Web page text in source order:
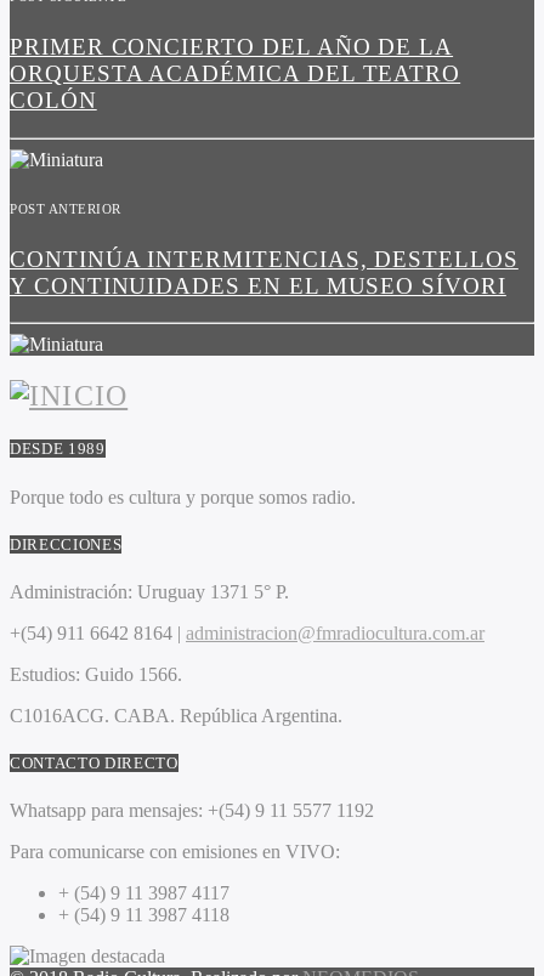
PRIMER CONCIERTO DEL AÑO DE LA
ORQUESTA ACADÉMICA DEL TEATRO
COLÓN
POST ANTERIOR
CONTINÚA INTERMITENCIAS, DESTELLOS
Y CONTINUIDADES EN EL MUSEO SÍVORI
DESDE 1989
Porque todo es cultura y porque somos radio.
DIRECCIONES
Administración: Uruguay 1371 5° P.
+(54) 911 6642 8164 | administracion@fmradiocultura.com.ar
Estudios: Guido 1566.
C1016ACG. CABA. República Argentina.
CONTACTO DIRECTO
Whatsapp para mensajes: +(54) 9 11 5577 1192
Para comunicarse con emisiones en VIVO:
+ (54) 9 11 3987 4117
+ (54) 9 11 3987 4118